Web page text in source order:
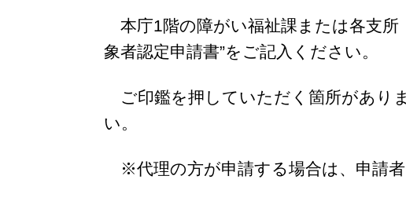
本庁1階の障がい福祉課または各支所
象者認定申請書”をご記入ください。
ご印鑑を押していただく箇所があり
い。
※代理の方が申請する場合は、申請者